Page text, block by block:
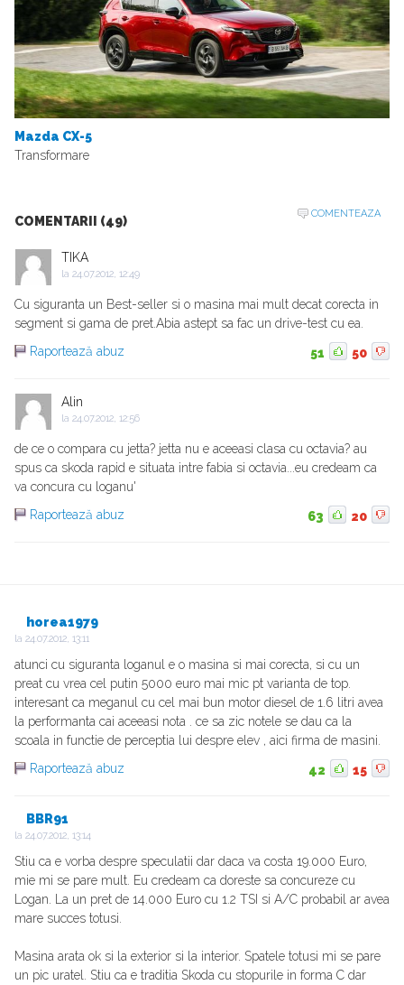
Mazda CX-5
Transformare
COMENTARII (49)
COMENTEAZA
TIKA
la 24.07.2012, 12:49
Cu siguranta un Best-seller si o masina mai mult decat corecta in
segment si gama de pret.Abia astept sa fac un drive-test cu ea.
Raportează abuz
51 50
Alin
la 24.07.2012, 12:56
de ce o compara cu jetta? jetta nu e aceeasi clasa cu octavia? au
spus ca skoda rapid e situata intre fabia si octavia...eu credeam ca
va concura cu loganu'
Raportează abuz
63 20
horea1979
la 24.07.2012, 13:11
atunci cu siguranta loganul e o masina si mai corecta, si cu un
preat cu vrea cel putin 5000 euro mai mic pt varianta de top.
interesant ca meganul cu cel mai bun motor diesel de 1.6 litri avea
la performanta cai aceeasi nota . ce sa zic notele se dau ca la
scoala in functie de perceptia lui despre elev , aici firma de masini.
Raportează abuz
42 15
BBR91
la 24.07.2012, 13:14
Stiu ca e vorba despre speculatii dar daca va costa 19.000 Euro,
mie mi se pare mult. Eu credeam ca doreste sa concureze cu
Logan. La un pret de 14.000 Euro cu 1.2 TSI si A/C probabil ar avea
mare succes totusi.
Masina arata ok si la exterior si la interior. Spatele totusi mi se pare
un pic uratel. Stiu ca e traditia Skoda cu stopurile in forma C dar